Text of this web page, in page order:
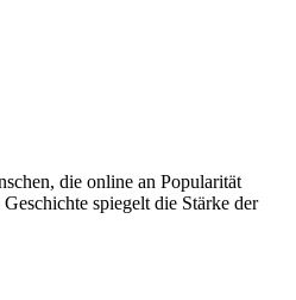
die online an Popularität
spiegelt die Stärke der